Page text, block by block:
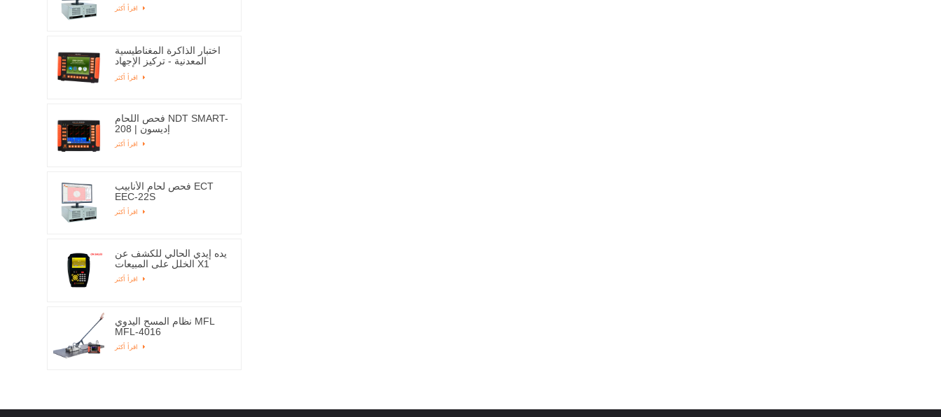
اختبار الذاكرة المغناطيسية
المعدنية - تركيز الإجهاد
EMS-2003C
فحص اللحام NDT SMART-
208 | إديسون
فحص لحام الأنابيب ECT
EEC-22S
يده إيدي الحالي للكشف عن
الخلل على المبيعات X1
نظام المسح اليدوي MFL
MFL-4016